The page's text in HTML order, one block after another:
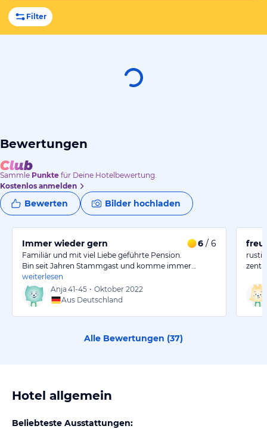
Filter
Bewertungen
Sammle Punkte für Deine Hotelbewertung.
Kostenlos anmelden
Bewerten Bilder hochladen
Immer wieder gern 6 / 6
Familiär und mit viel Liebe geführte Pension.
Bin seit Jahren Stammgast und komme immer…
weiterlesen
Anja 41-45 • Oktober 2022
Aus Deutschland
Alle Bewertungen (37)
Hotel allgemein
Beliebteste Ausstattungen: